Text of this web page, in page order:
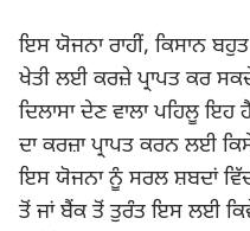
ਇਸ ਯੋਜਨਾ ਰਾਹੀਂ, ਕਿਸਾਨ
ਖੇਤੀ ਲਈ ਕਰਜ਼ੇ ਪ੍ਰਾਪਤ ਕਰ
ਦਿਲਾਸਾ ਦੇਣ ਵਾਲਾ ਪਹਿਲੂ
ਦਾ ਕਰਜ਼ਾ ਪ੍ਰਾਪਤ ਕਰਨ ਲਈ
ਇਸ ਯੋਜਨਾ ਨੂੰ ਸਰਲ ਸ਼ਬਦਾਂ
ਤੋਂ ਜਾਂ ਬੈਂਕ ਤੋਂ ਤੁਰੰਤ ਇਸ ਲਈ